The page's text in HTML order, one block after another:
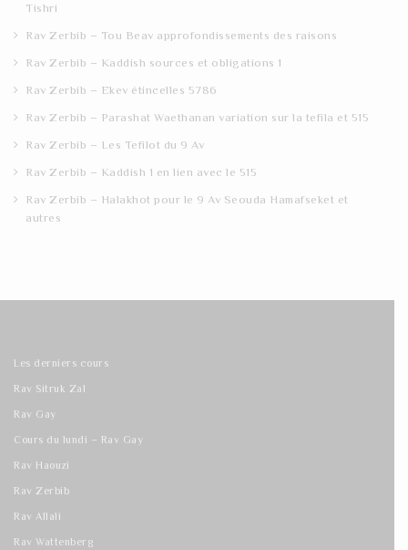
Tishri
Rav Zerbib – Tou Beav approfondissements des raisons
Rav Zerbib – Kaddish sources et obligations 1
Rav Zerbib – Ekev étincelles 5786
Rav Zerbib – Parashat Waethanan variation sur la tefila et 515
Rav Zerbib – Les Tefilot du 9 Av
Rav Zerbib – Kaddish 1 en lien avec le 515
Rav Zerbib – Halakhot pour le 9 Av Seouda Hamafseket et
autres
Les derniers cours
Rav Sitruk Zal
Rav Gay
Cours du lundi – Rav Gay
Rav Haouzi
Rav Zerbib
Rav Allali
Rav Wattenberg